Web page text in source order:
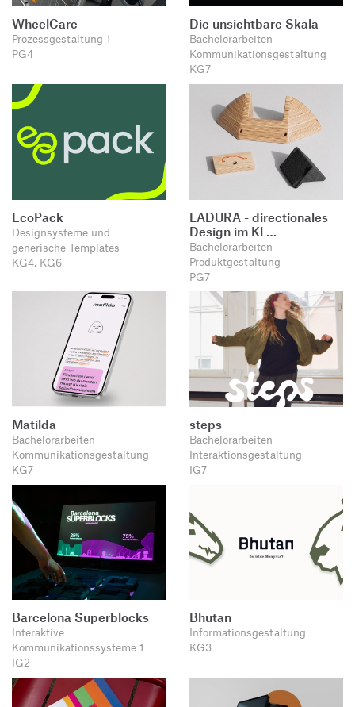
WheelCare
Prozessgestaltung 1
PG4
Die unsichtbare Skala
Bachelorarbeiten
Kommunikationsgestaltung
KG7
EcoPack
Designsysteme und
generische Templates
KG4, KG6
LADURA - directionales
Design im Kl …
Bachelorarbeiten
Produktgestaltung
PG7
Matilda
Bachelorarbeiten
Kommunikationsgestaltung
KG7
steps
Bachelorarbeiten
Interaktionsgestaltung
IG7
Barcelona Superblocks
Interaktive
Kommunikationssysteme 1
IG2
Bhutan
Informationsgestaltung
KG3